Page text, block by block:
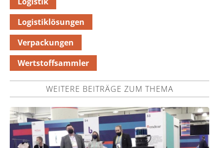
Logistiklösungen
Verpackungen
Wertstoffsammler
WEITERE BEITRÄGE ZUM THEMA